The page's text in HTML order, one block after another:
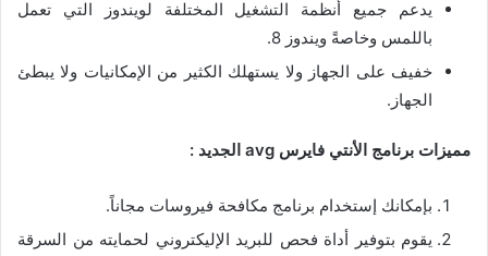
يدعم جميع أنظمة التشغيل المختلفة لويندوز التي تعمل
باللمس وخاصةً ويندوز 8.
خفيف على الجهاز ولا يستهلك الكثير من الإمكانيات ولا يبطئ
الجهاز.
مميزات برنامج الأنتي فايرس avg الجديد :
بإمكانك إستخدام برنامج مكافحة فيروسات مجاناً.
يقوم بتوفير أداة فحص للبريد الإليكتروني لحمايته من السرقة